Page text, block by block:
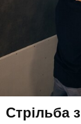
Стрільба